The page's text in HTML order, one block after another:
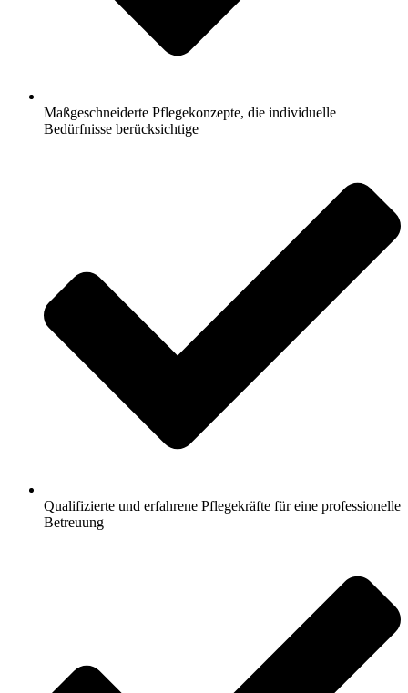
Maßgeschneiderte Pflegekonzepte, die individuelle
Bedürfnisse berücksichtige
Qualifizierte und erfahrene Pflegekräfte für eine professionelle
Betreuung